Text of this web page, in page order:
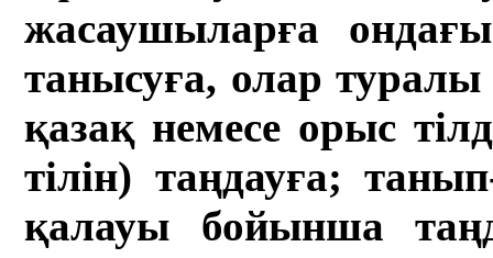
жасаушыларға
танысуға, олар туралы
қазақ немесе орыс
тілін) таңдауға;
қалауы бойынша